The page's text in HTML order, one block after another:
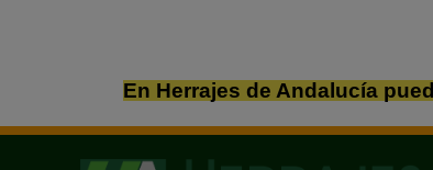
En Herrajes de Andalucía